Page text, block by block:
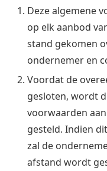
Deze algemene
op elk aanbod
stand gekomen
ondernemer en
Voordat de
gesloten, wordt
voorwaarden
gesteld. Indien
zal de
afstand wordt